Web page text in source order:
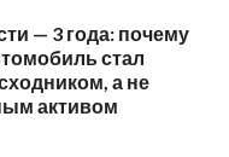
— 3 года: почему
стал
а не
активом